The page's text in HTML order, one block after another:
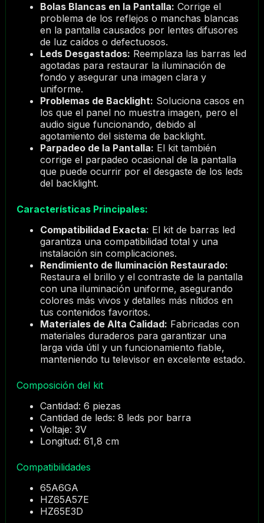
Bolas Blancas en la Pantalla: Corrige el
problema de los reflejos o manchas blancas
en la pantalla causados por lentes difusores
de luz caídos o defectuosos.
Leds Desgastados: Reemplaza las barras led
agotadas para restaurar la iluminación de
fondo y asegurar una imagen clara y
uniforme.
Problemas de Backlight: Soluciona casos en
los que el panel no muestra imagen, pero el
audio sigue funcionando, debido al
agotamiento del sistema de backlight.
Parpadeo de la Pantalla: El kit también
corrige el parpadeo ocasional de la pantalla
que puede ocurrir por el desgaste de los leds
del backlight.
Características Principales:
Compatibilidad Exacta: El kit de barras led
garantiza una compatibilidad total y una
instalación sin complicaciones.
Rendimiento de Iluminación Restaurado:
Restaura el brillo y el contraste de la pantalla
con una iluminación uniforme, asegurando
colores más vivos y detalles más nítidos en
tus contenidos favoritos.
Materiales de Alta Calidad: Fabricadas con
materiales duraderos para garantizar una
larga vida útil y un funcionamiento fiable,
manteniendo tu televisor en excelente estado.
Composición del kit
Cantidad: 6 piezas
Cantidad de leds: 8 leds por barra
Voltaje: 3V
Longitud: 61,8 cm
Compatibilidades
65A6GA
HZ65A57E
HZ65E3D